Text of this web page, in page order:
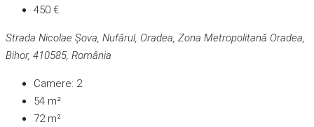
450 €
Strada Nicolae Șova, Nufărul, Oradea, Zona Metropolitană Oradea,
Bihor, 410585, România
Camere: 2
54 m²
72m²